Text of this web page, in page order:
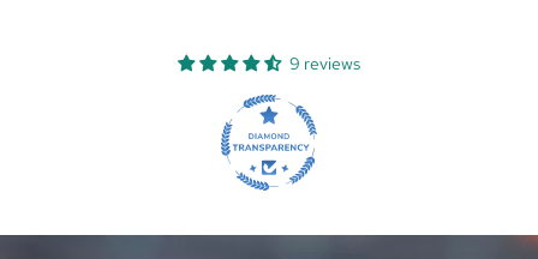
9 reviews